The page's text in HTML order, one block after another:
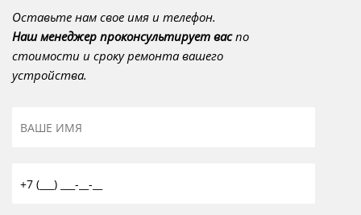
Оставьте нам свое имя и телефон.
Наш менеджер проконсультирует васпо
стоимости и сроку ремонта вашего
устройства.